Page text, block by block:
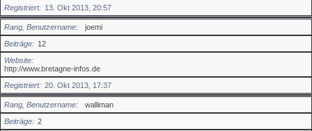
Registriert
13. Okt 2013, 20:57
Rang, Benutzername
joemi
Beiträge
12
Website
http://www.bretagne-infos.de
Registriert
20. Okt 2013, 17:37
Rang, Benutzername
walliman
Beiträge
2